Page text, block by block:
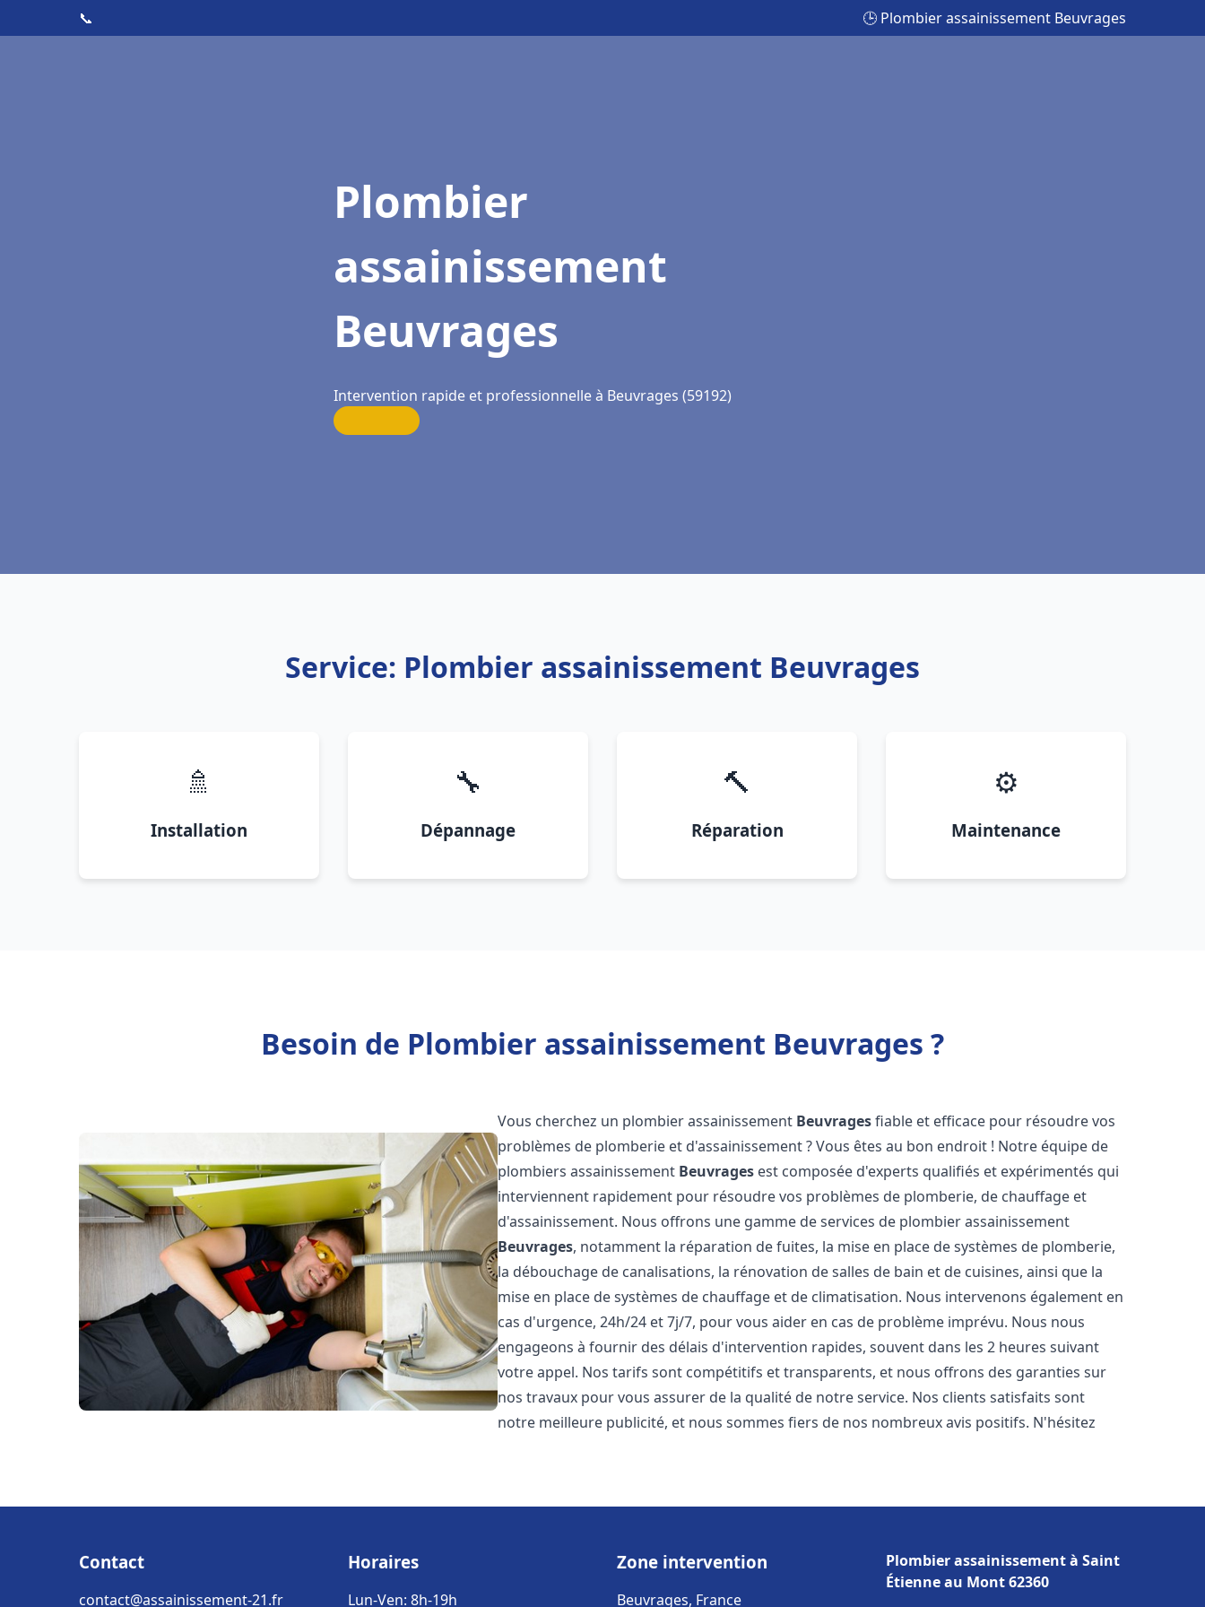
📞 🕒 Plombier assainissement Beuvrages
Plombier
assainissement
Beuvrages
Intervention rapide et professionnelle à Beuvrages (59192)
Service: Plombier assainissement Beuvrages
🚿
Installation
🔧
Dépannage
🔨
Réparation
⚙️
Maintenance
Besoin de Plombier assainissement Beuvrages ?
Vous cherchez un plombier assainissement Beuvragesfiable et efficace pour résoudre vos
problèmes de plomberie et d'assainissement ? Vous êtes au bon endroit ! Notre équipe de
plombiers assainissement Beuvrages est composée d'experts qualifiés et expérimentés qui
interviennent rapidement pour résoudre vos problèmes de plomberie, de chauffage et
d'assainissement. Nous offrons une gamme de services de plombier assainissement
Beuvrages, notamment la réparation de fuites, la mise en place de systèmes de plomberie,
la débouchage de canalisations, la rénovation de salles de bain et de cuisines, ainsi que la
mise en place de systèmes de chauffage et de climatisation. Nous intervenons également en
cas d'urgence, 24h/24 et 7j/7, pour vous aider en cas de problème imprévu. Nous nous
engageons à fournir des délais d'intervention rapides, souvent dans les 2 heures suivant
votre appel. Nos tarifs sont compétitifs et transparents, et nous offrons des garanties sur
nos travaux pour vous assurer de la qualité de notre service. Nos clients satisfaits sont
notre meilleure publicité, et nous sommes fiers de nos nombreux avis positifs. N'hésitez
Contact
contact@assainissement-21.fr
Horaires
Lun-Ven: 8h-19h
Zone intervention
Beuvrages, France
Plombier assainissement à Saint
Étienne au Mont 62360